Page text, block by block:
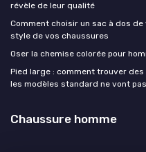
révèle de leur qualité
Comment choisir un sac à dos
style de vos chaussures
Oser la chemise colorée pour
Pied large : comment trouver
les modèles standard ne vont pas
Chaussure homme